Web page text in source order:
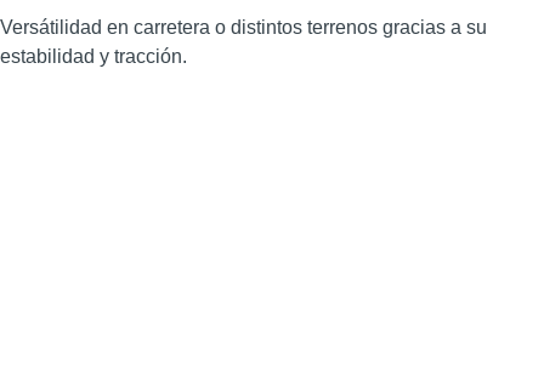
Versátilidad en carretera o distintos terrenos gracias a su
estabilidad y tracción.